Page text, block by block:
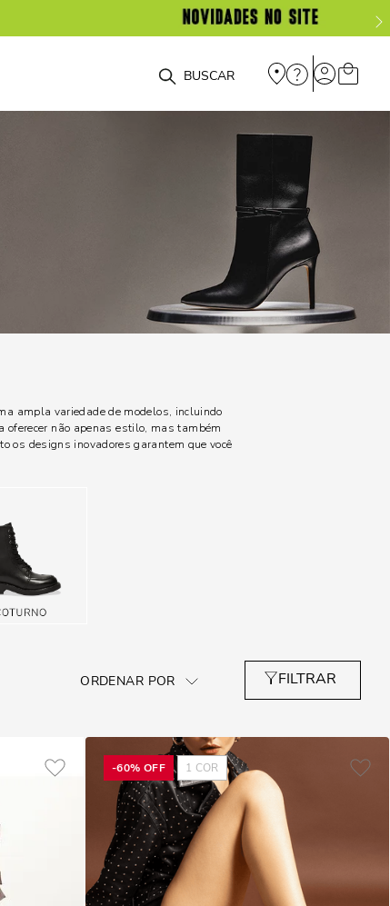
O que você está procurando?
ampla variedade de modelos, incluindo
oferecer não apenas estilo, mas também
os designs inovadores garantem que você
-60% OFF 1 COR